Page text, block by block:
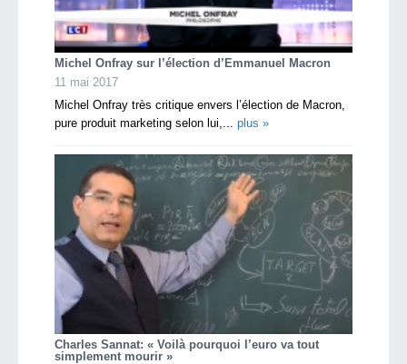
Michel Onfray sur l’élection d’Emmanuel Macron
11 mai 2017
Michel Onfray très critique envers l’élection de Macron,
pure produit marketing selon lui,... plus »
Charles Sannat: « Voilà pourquoi l’euro va tout
simplement mourir »